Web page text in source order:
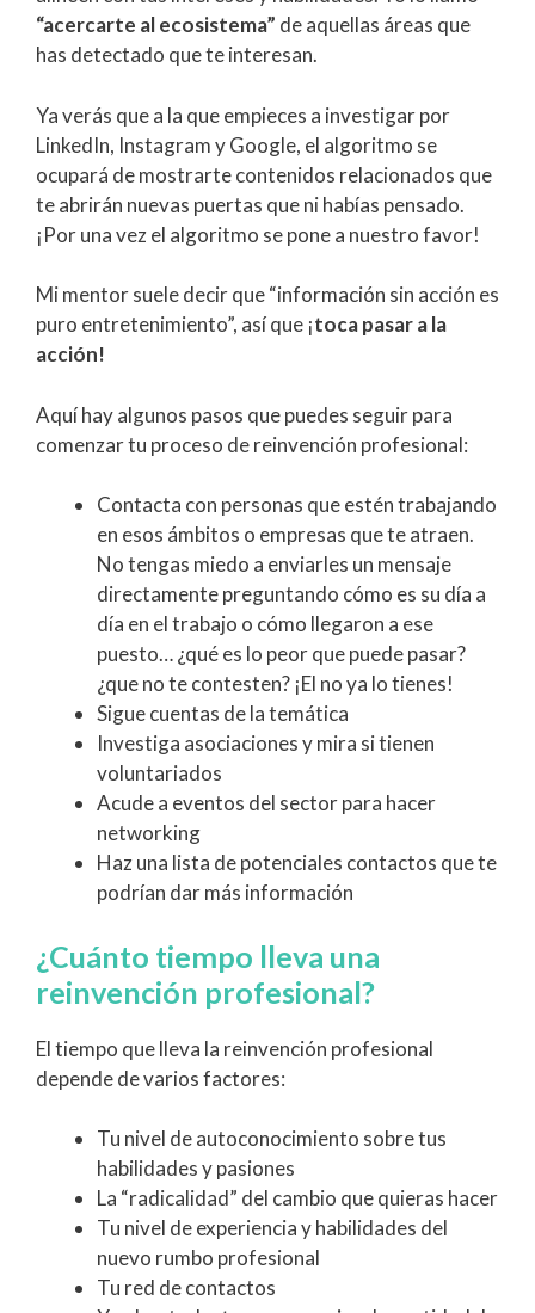
“acercarte al ecosistema” de aquellas áreas que
has detectado que te interesan.
Ya verás que a la que empieces a investigar por
LinkedIn, Instagram y Google, el algoritmo se
ocupará de mostrarte contenidos relacionados que
te abrirán nuevas puertas que ni habías pensado.
¡Por una vez el algoritmo se pone a nuestro favor!
Mi mentor suele decir que “información sin acción es
puro entretenimiento”, así que ¡toca pasar a la
acción!
Aquí hay algunos pasos que puedes seguir para
comenzar tu proceso de reinvención profesional:
Contacta con personas que estén trabajando
en esos ámbitos o empresas que te atraen.
No tengas miedo a enviarles un mensaje
directamente preguntando cómo es su día a
día en el trabajo o cómo llegaron a ese
puesto… ¿qué es lo peor que puede pasar?
¿que no te contesten? ¡El no ya lo tienes!
Sigue cuentas de la temática
Investiga asociaciones y mira si tienen
voluntariados
Acude a eventos del sector para hacer
networking
Haz una lista de potenciales contactos que te
podrían dar más información
¿Cuánto tiempo lleva una
reinvención profesional?
El tiempo que lleva la reinvención profesional
depende de varios factores:
Tu nivel de autoconocimiento sobre tus
habilidades y pasiones
La “radicalidad” del cambio que quieras hacer
Tu nivel de experiencia y habilidades del
nuevo rumbo profesional
Tu red de contactos